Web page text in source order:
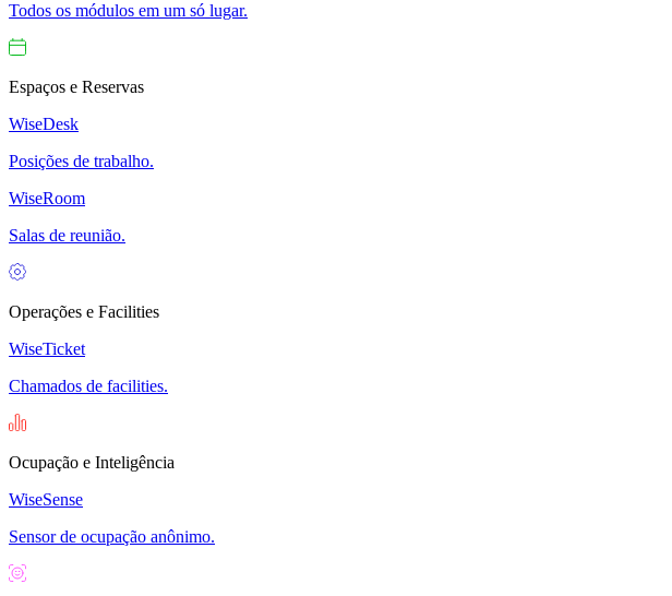
Todos os módulos em um só lugar.
Espaços e Reservas
WiseDesk
Posições de trabalho.
WiseRoom
Salas de reunião.
Operações e Facilities
WiseTicket
Chamados de facilities.
Ocupação e Inteligência
WiseSense
Sensor de ocupação anônimo.